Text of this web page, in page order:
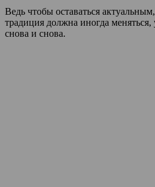
Ведь чтобы оставаться
традиция должна иногда меняться,
снова и снова.